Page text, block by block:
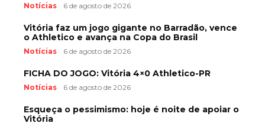
Notícias 6 de agosto de 2026
Vitória faz um jogo gigante no Barradão, vence
o Athletico e avança na Copa do Brasil
Notícias 6 de agosto de 2026
FICHA DO JOGO: Vitória 4×0 Athletico-PR
Notícias 6 de agosto de 2026
Esqueça o pessimismo: hoje é noite de apoiar o
Vitória